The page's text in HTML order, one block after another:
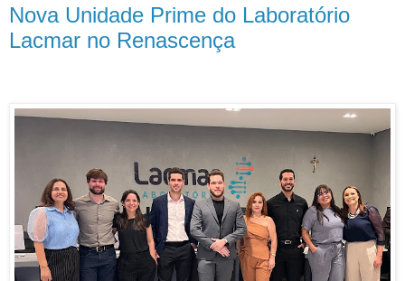
Nova Unidade Prime do Laboratório
Lacmar no Renascença